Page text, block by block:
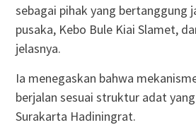
sebagai pihak yang bertanggung
pusaka, Kebo Bule Kiai Slamet,
jelasnya.
Ia menegaskan bahwa
berjalan sesuai struktur adat
Surakarta Hadiningrat.